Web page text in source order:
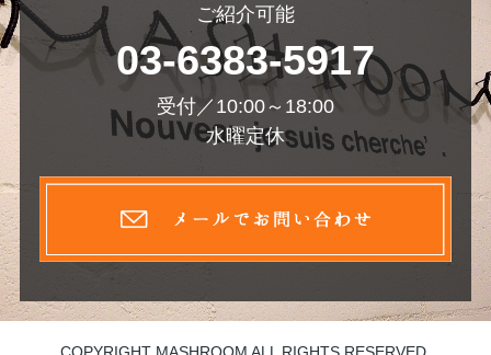
ご紹介可能
03-6383-5917
受付／10:00～18:00
水曜定休